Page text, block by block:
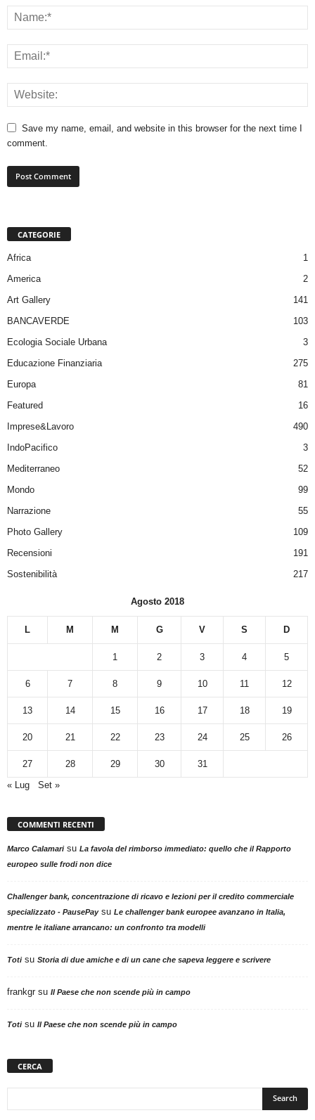
Save my name, email, and website in this browser for the next time I
comment.
CATEGORIE
Africa
1
America
2
Art Gallery
141
BANCAVERDE
103
Ecologia Sociale Urbana
3
Educazione Finanziaria
275
Europa
81
Featured
16
Imprese&Lavoro
490
IndoPacifico
3
Mediterraneo
52
Mondo
99
Narrazione
55
Photo Gallery
109
Recensioni
191
Sostenibilità
217
Agosto 2018
L M M G V S D
1 2 3 4 5
6 7 8 9 10 11 12
13 14 15 16 17 18 19
20 21 22 23 24 25 26
27 28 29 30
31
« Lug
Set »
COMMENTI RECENTI
Marco Calamarisu La favola del rimborso immediato: quello che il Rapporto
europeo sulle frodi non dice
Challenger bank, concentrazione di ricavo e lezioni per il credito commerciale
specializzato - PausePaysu Le challenger bank europee avanzano in Italia,
mentre le italiane arrancano: un confronto tra modelli
Totisu Storia di due amiche e di un cane che sapeva leggere e scrivere
frankgr su Il Paese che non scende più in campo
Totisu Il Paese che non scende più in campo
CERCA